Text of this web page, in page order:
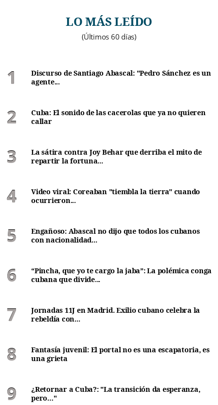
LO MÁS LEÍDO
(Últimos 60 días)
Discurso de Santiago Abascal: "Pedro Sánchez es un
agente...
Cuba: El sonido de las cacerolas que ya no quieren
callar
La sátira contra Joy Behar que derriba el mito de
repartir la fortuna...
Video viral: Coreaban "tiembla la tierra" cuando
ocurrieron...
Engañoso: Abascal no dijo que todos los cubanos
con nacionalidad...
“Pincha, que yo te cargo la jaba”: La polémica conga
cubana que divide...
Jornadas 11J en Madrid. Exilio cubano celebra la
rebeldía con...
Fantasía juvenil: El portal no es una escapatoria, es
una grieta
¿Retornar a Cuba?: "La transición da esperanza,
pero…"